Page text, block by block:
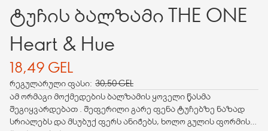
ტუჩის ბალზამი THE ONE
Heart & Hue
18,49 GEL
რეგულარული ფასი: 30,50 GEL
ამ ორმაგი მოქმედების ბალზამის ყოველი წასმა
შეგიყვარდებათ . შეფერილი გარე ფენა ტუჩებზე ნაზად
სრიალებს და მსუბუქ ფერს ანიჭებს, ხოლო გულის ფორმის